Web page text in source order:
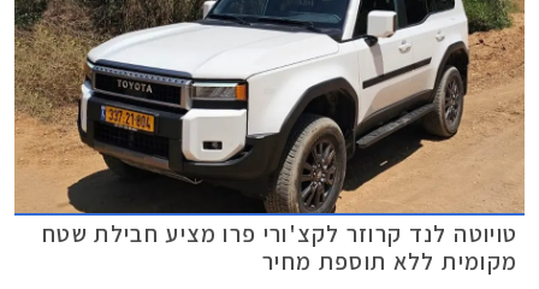
טויוטה לנד קרוזר לקצ'ורי פרו מציע חבילת שטח
מקומית ללא תוספת מחיר